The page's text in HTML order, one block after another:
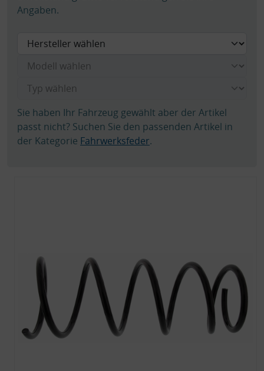
Angaben.
Sie haben Ihr Fahrzeug gewählt aber der Artikel
passt nicht? Suchen Sie den passenden Artikel in
der Kategorie Fahrwerksfeder.